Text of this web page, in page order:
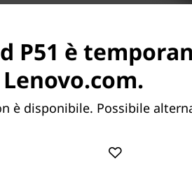
P51 è
è disponibile. Possibile